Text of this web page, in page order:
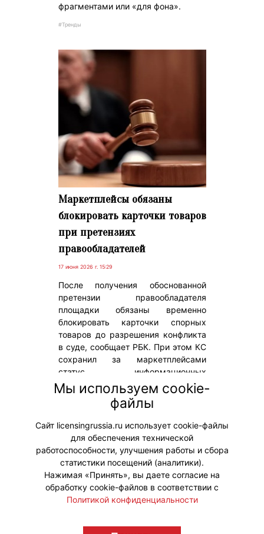
фрагментами или «для фона».
#Тренды
Маркетплейсы обязаны
блокировать карточки товаров
при претензиях
правообладателей
17 июня 2026 г. 15:29
После получения обоснованной
претензии правообладателя
площадки обязаны временно
блокировать карточки спорных
товаров до разрешения конфликта
в суде, сообщает РБК. При этом КС
сохранил за маркетплейсами
статус информационных
посредников, не возложив на них
обязанность заранее проверять все
товары на нарушение
интеллектуальных прав.
#ЗащитаПрав #Законодательство
Мы используем cookie-
файлы
Сайт licensingrussia.ru использует cookie-файлы
для обеспечения технической
работоспособности, улучшения работы и сбора
статистики посещений (аналитики).
Нажимая «Принять», вы даете согласие на
обработку cookie-файлов в соответствии с
Политикой конфиденциальности